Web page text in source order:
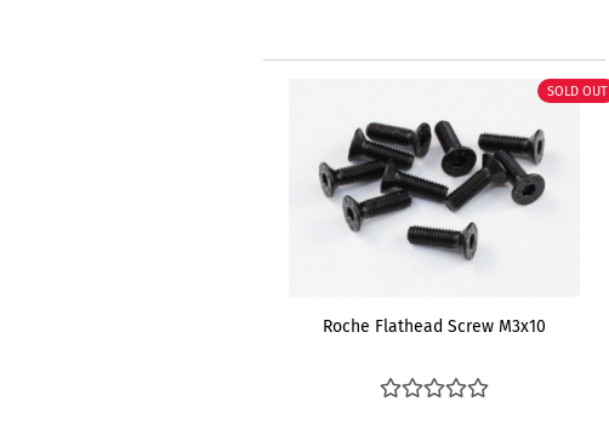
SOLD OUT
Roche Flathead Screw M3x10